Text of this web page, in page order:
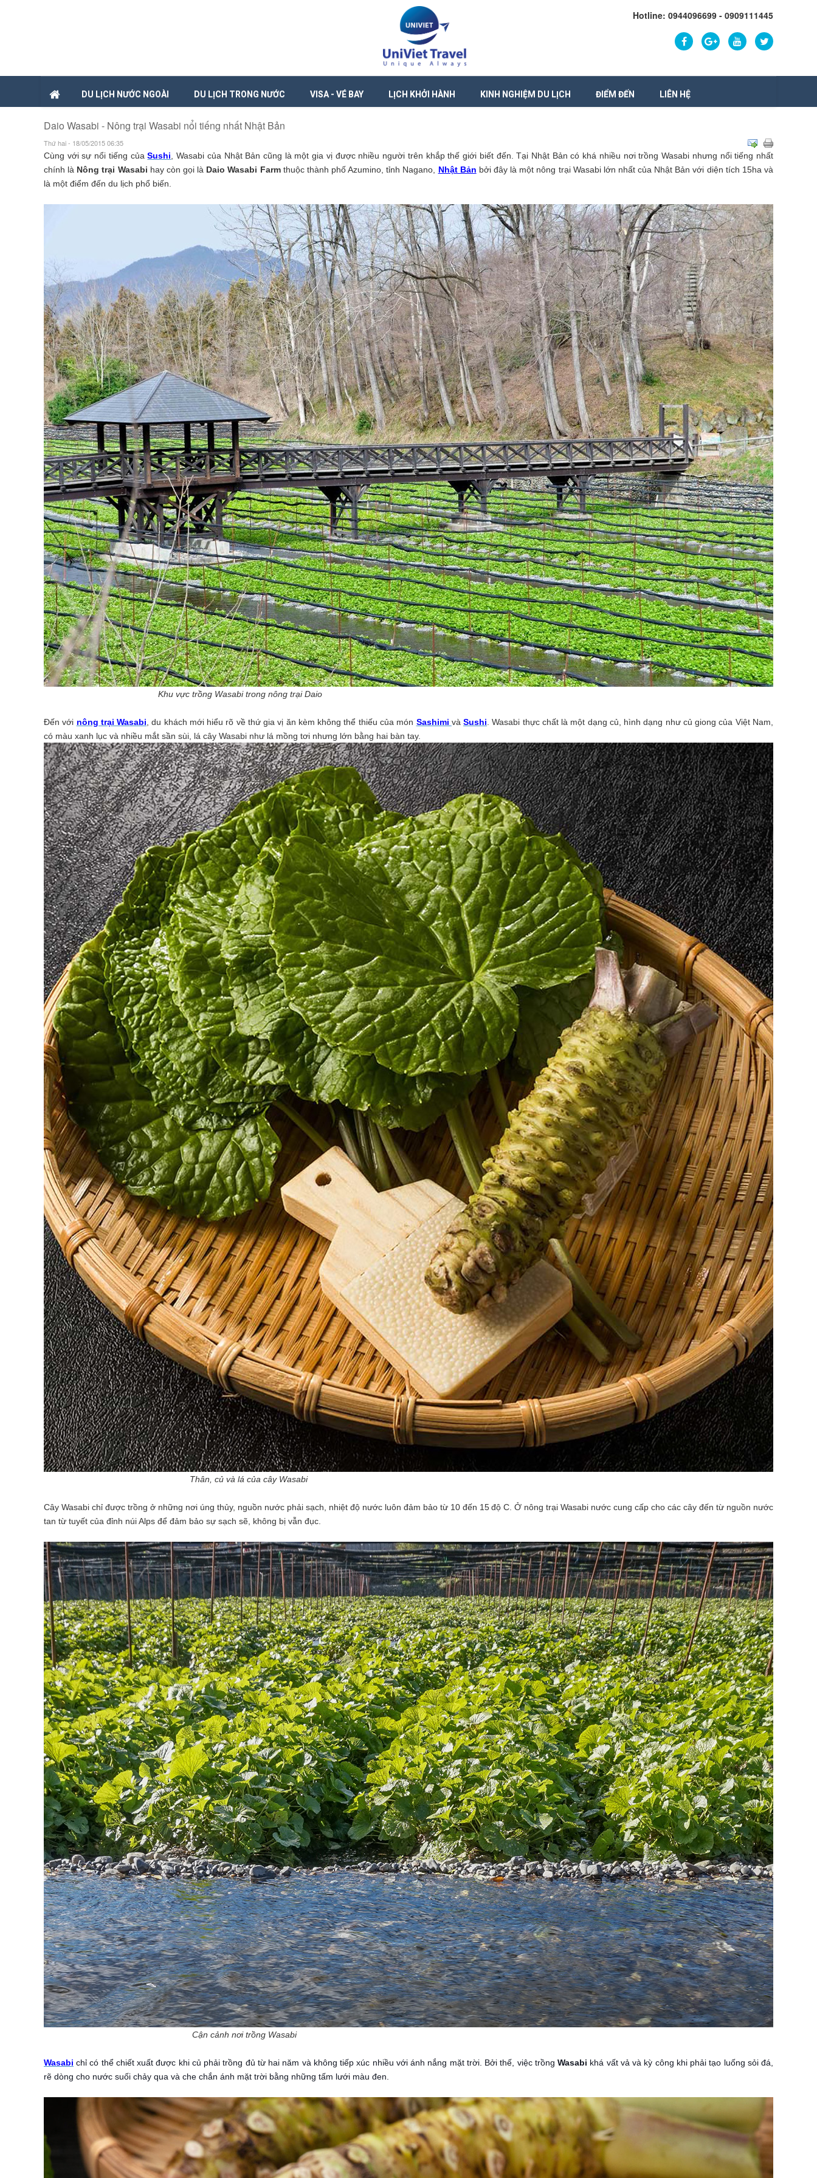
Hotline: 0944096699 - 0909111445
DU LỊCH NƯỚC NGOÀI DU LỊCH TRONG NƯỚC VISA - VÉ BAY LỊCH KHỞI HÀNH KINH NGHIỆM DU LỊCH ĐIỂM ĐẾN LIÊN HỆ
Daio Wasabi - Nông trại Wasabi nổi tiếng nhất Nhật Bản
Thứ hai - 18/05/2015 06:35
Cùng với sự nổi tiếng củaSushi , Wasabi của Nhật Bản cũng là một gia vị được nhiều người trên khắp thế giới biết đến. Tại Nhật Bản có khá nhiều nơi trồng Wasabi nhưng nổi tiếng nhất
chính là Nông trại Wasabi hay còn gọi là Daio Wasabi Farmthuộc thành phố Azumino, tỉnh Nagano, Nhật Bản bởi đây là một nông trại Wasabi lớn nhất của Nhật Bản với diện tích 15ha và
là một điểm đến du lịch phổ biến.
Khu vực trồng Wasabi trong nông trại Daio
Đến với nông trại Wasabi , du khách mới hiểu rõ về thứ gia vị ăn kèm không thể thiếu của món Sashimi vàSushi . Wasabi thực chất là một dạng củ, hình dạng như củ giong của Việt Nam,
có màu xanh lục và nhiều mắt sần sùi, lá cây Wasabi như lá mồng tơi nhưng lớn bằng hai bàn tay.
Thân, củ và lá của cây Wasabi
Cây Wasabi chỉ được trồng ở những nơi úng thủy, nguồn nước phải sạch, nhiệt độ nước luôn đảm bảo từ 10 đến 15độ C. Ở nông trại Wasabi nước cung cấp cho các cây đến từ nguồn nước
tan từ tuyết của đỉnh núi Alps để đảm bảo sự sạch sẽ, không bị vẫn đục.
Cận cảnh nơi trồng Wasabi
Wasabi chỉ có thể chiết xuất được khi củ phải trồng đủ từ hai năm và không tiếp xúc nhiều với ánh nắng mặt trời. Bởi thế, việc trồng Wasabi khá vất vả và kỳ công khi phải tạo luống sỏi đá,
rẽ dòng cho nước suối chảy qua và che chắn ánh mặt trời bằng những tấm lưới màu đen.